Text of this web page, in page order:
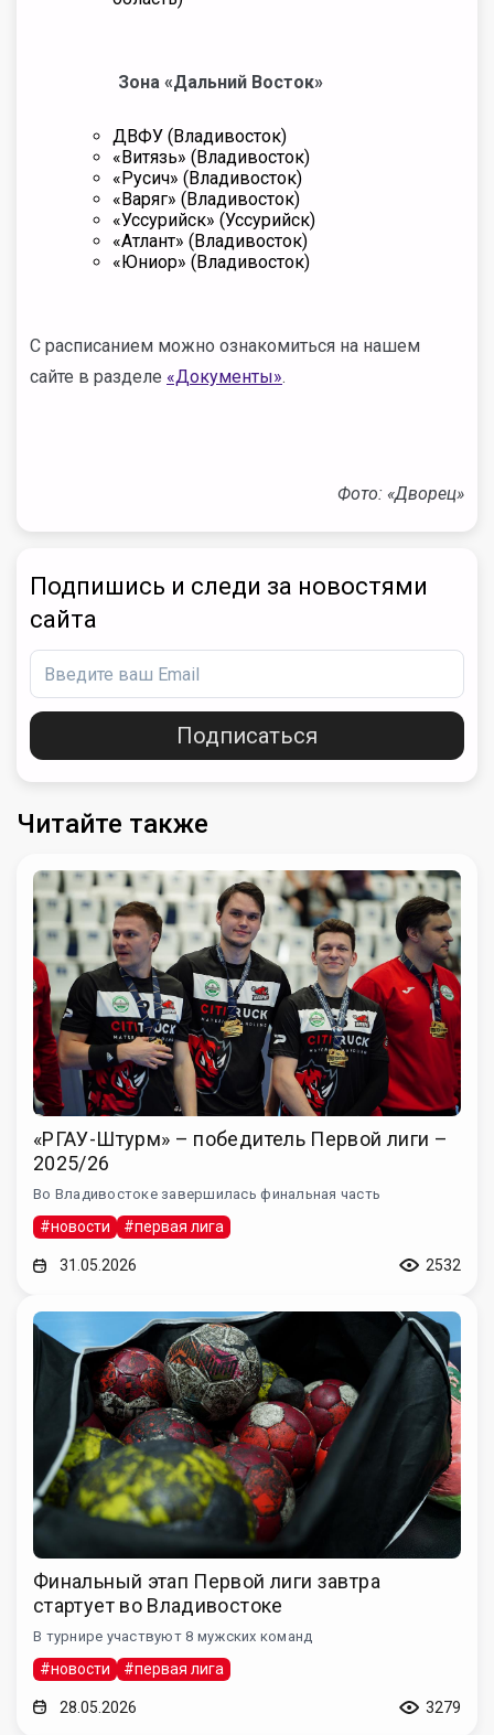
Зона «Дальний Восток»
ДВФУ (Владивосток)
«Витязь» (Владивосток)
«Русич» (Владивосток)
«Варяг» (Владивосток)
«Уссурийск» (Уссурийск)
«Атлант» (Владивосток)
«Юниор» (Владивосток)
С расписанием можно ознакомиться на нашем
сайте в разделе «Документы».
Фото: «Дворец»
Подпишись и следи за новостями
сайта
Подписаться
Читайте также
«РГАУ-Штурм» – победитель Первой лиги –
2025/26
Во Владивостоке завершилась финальная часть
#новости #первая лига
31.05.2026 2532
Финальный этап Первой лиги завтра
стартует во Владивостоке
В турнире участвуют 8 мужских команд
#новости #первая лига
28.05.2026 3279